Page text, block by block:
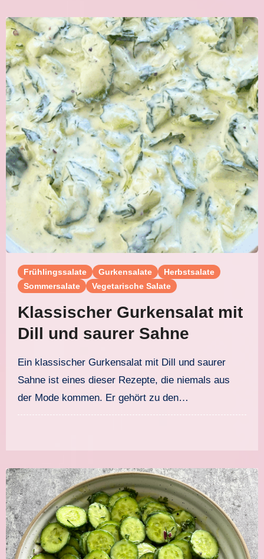
Frühlingssalate Gurkensalate
Herbstsalate
Sommersalate
Vegetarische Salate
Klassischer Gurkensalat mit
Dill und saurer Sahne
Ein klassischer Gurkensalat mit Dill und saurer
Sahne ist eines dieser Rezepte, die niemals aus
der Mode kommen. Er gehört zu den…